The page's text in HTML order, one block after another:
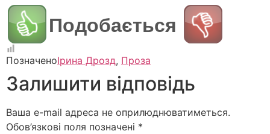
Подобається
ПозначеноІрина Дрозд, Проза
Залишити відповідь
Ваша e-mail адреса не оприлюднюватиметься.
Обов’язкові поля позначені *